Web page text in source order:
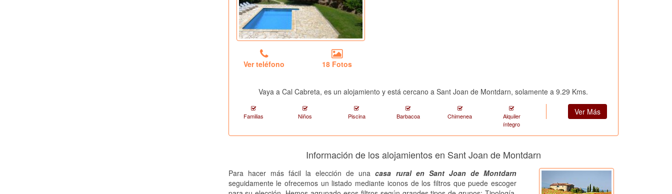
Ver teléfono 18 Fotos
Vaya a Cal Cabreta, es un alojamientoy está cercano a Sant Joan de Montdarn, solamente a 9.29 Kms.
Familias Niños Piscina Barbacoa Chimenea
Alquiler
íntegro
Ver Más
Información de los alojamientos en Sant Joan de Montdarn
Para hacer más fácil la elección de unacasa rural en Sant Joan de Montdarn
seguidamente le ofrecemos un listado mediante iconos de los filtros que puede escoger